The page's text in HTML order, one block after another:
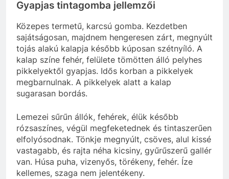
Gyapjas tintagomba jellemzői
Közepes termetű, karcsú gomba. Kezdetben
sajátságosan, majdnem hengeresen zárt, megnyúlt
tojás alakú kalapja később kúposan szétnyíló. A
kalap színe fehér, felülete tömötten álló pelyhes
pikkelyektől gyapjas. Idős korban a pikkelyek
megbarnulnak. A pikkelyek alatt a kalap
sugarasan bordás.
Lemezei sűrűn állók, fehérek, élük később
rózsaszínes, végül megfeketednek és tintaszerűen
elfolyósodnak. Tönkje megnyúlt, csöves, alul kissé
vastagabb, és rajta néha kicsiny, gyűrűszerű gallér
van. Húsa puha, vizenyős, törékeny, fehér. Íze
kellemes, szaga nem jelentékeny.